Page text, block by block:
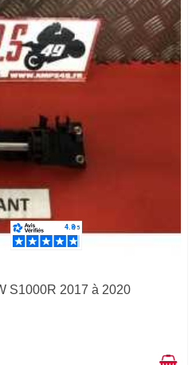
S1000R 2017 à 2020